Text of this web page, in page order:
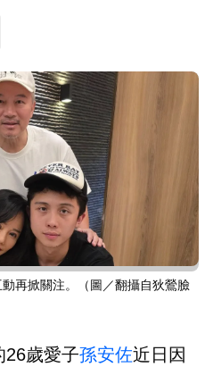
再掀關注。（圖／翻攝自狄鶯臉
26歲愛子孫安佐近日因